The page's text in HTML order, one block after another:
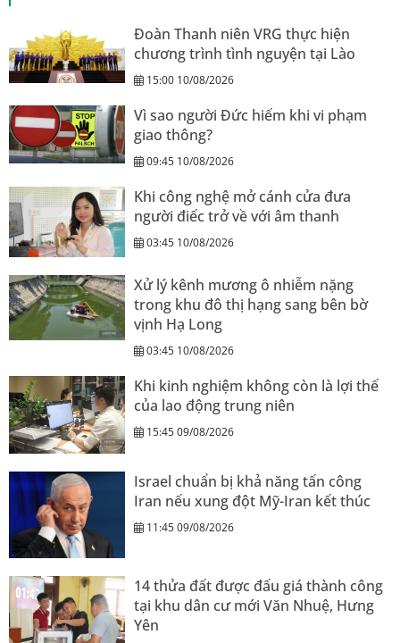
Đoàn Thanh niên VRG thực hiện
chương trình tình nguyện tại Lào
15:00 10/08/2026
Vì sao người Đức hiếm khi vi phạm
giao thông?
09:45 10/08/2026
Khi công nghệ mở cánh cửa đưa
người điếc trở về với âm thanh
03:45 10/08/2026
Xử lý kênh mương ô nhiễm nặng
trong khu đô thị hạng sang bên bờ
vịnh Hạ Long
03:45 10/08/2026
Khi kinh nghiệm không còn là lợi thế
của lao động trung niên
15:45 09/08/2026
Israel chuẩn bị khả năng tấn công
Iran nếu xung đột Mỹ-Iran kết thúc
11:45 09/08/2026
14 thửa đất được đấu giá thành công
tại khu dân cư mới Văn Nhuệ, Hưng
Yên